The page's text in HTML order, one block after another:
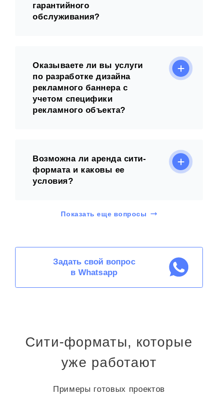
гарантийного
обслуживания?
Оказываете ли вы услуги
по разработке дизайна
рекламного баннера с
учетом специфики
рекламного объекта?
Возможна ли аренда сити-
формата и каковы ее
условия?
Показать еще вопросы
Задать свой вопрос
в Whatsapp
Сити-форматы, которые
уже работают
Примеры готовых проектов